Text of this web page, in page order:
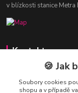
v blízkosti stanice Metra
Kontakty
Jitka
281
🍪 Jak
Soubory cookies
shopu a v případě